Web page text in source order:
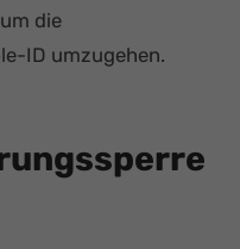
die
ID umzugehen.